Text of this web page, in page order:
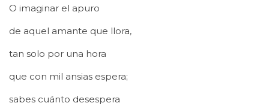
O imaginar el apuro
de aquel amante que llora,
tan solo por una hora
que con mil ansias espera;
sabes cuánto desespera